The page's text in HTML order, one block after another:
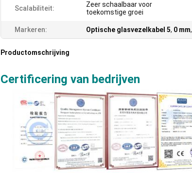
Scalabiliteit:
Zeer schaalbaar voor
toekomstige groei
Markeren: Optische glasvezelkabel 5, 0 mm,
Productomschrijving
Certificering van bedrijven